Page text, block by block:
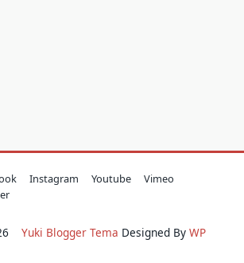
Instagram Youtube
Vimeo
Yuki Blogger Tema Designed By WP